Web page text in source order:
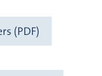
(PDF)